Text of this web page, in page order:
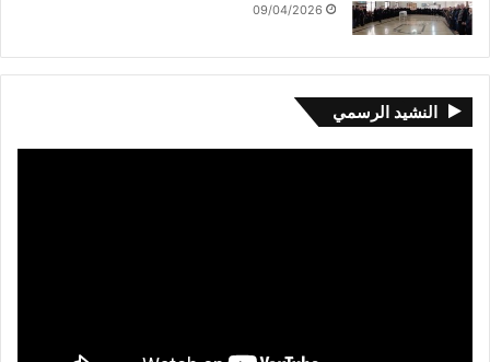
09/04/2026
النشيد الرسمي